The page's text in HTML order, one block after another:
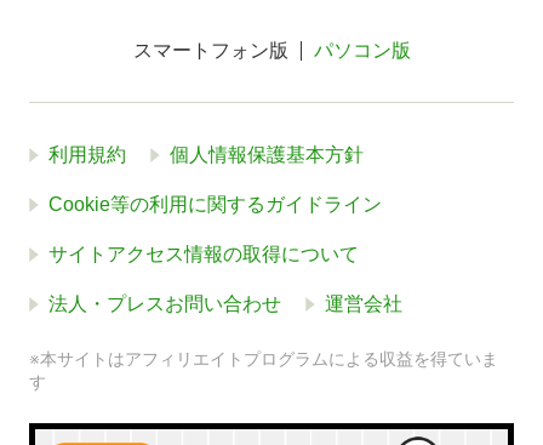
スマートフォン版 パソコン版
利用規約 個人情報保護基本方針
Cookie等の利用に関するガイドライン
サイトアクセス情報の取得について
法人・プレスお問い合わせ 運営会社
※本サイトはアフィリエイトプログラムによる収益を得ていま
す